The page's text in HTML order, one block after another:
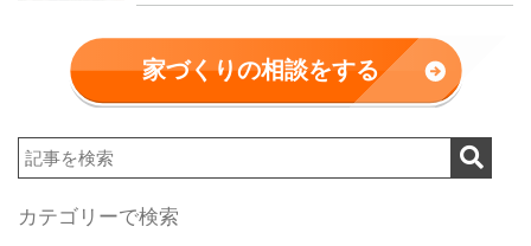
【キッチン内に設けた壁面収納型】
まずは、食品のストックが少ない、パントリーは欲しいけ
どスペースがとれない方におすすめなのが、キッチンスペ
ース内もしくはキッチンスペース横に棚のみ設置されたタ
家づくりの相談をする
カテゴリーで検索